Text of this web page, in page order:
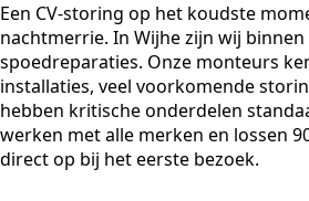
Een CV-storing op het koudste
nachtmerrie. In Wijhe zijn wij
spoedreparaties. Onze monteurs
installaties, veel voorkomende
hebben kritische onderdelen
werken met alle merken en lossen
direct op bij het eerste bezoek.